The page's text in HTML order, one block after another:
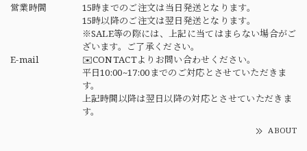
営業時間
15時までのご注文は当日発送となります。
15時以降のご注文は翌日発送となります。
※SALE等の際には、上記に当てはまらない場合がご
ざいます。ご了承ください。
E-mail
✉️CONTACTよりお問い合わせください。
平日10:00~17:00までのご対応とさせていただきま
す。
上記時間以降は翌日以降の対応とさせていただきま
す。
ABOUT